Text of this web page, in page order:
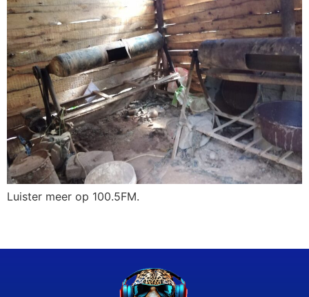
Luister meer op 100.5FM.